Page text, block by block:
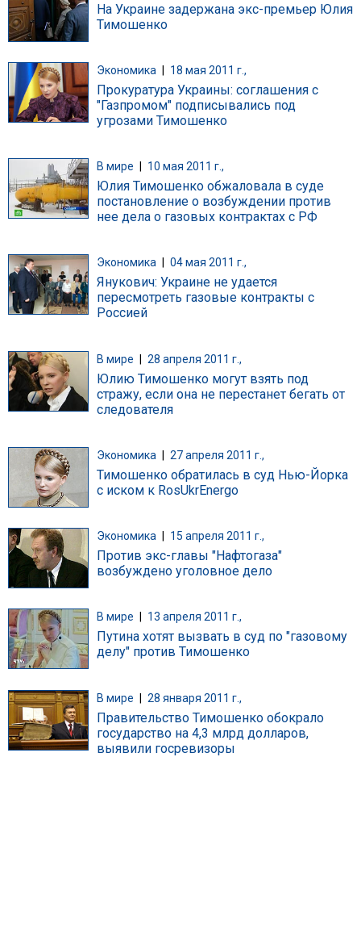
На Украине задержана экс-премьер Юлия
Тимошенко
Экономика 18 мая 2011 г.,
Прокуратура Украины: соглашения с
"Газпромом" подписывались под
угрозами Тимошенко
В мире 10 мая 2011 г.,
Юлия Тимошенко обжаловала в суде
постановление о возбуждении против
нее дела о газовых контрактах с РФ
Экономика 04 мая 2011 г.,
Янукович: Украине не удается
пересмотреть газовые контракты с
Россией
В мире | 28 апреля 2011 г.,
Юлию Тимошенко могут взять под
стражу, если она не перестанет бегать от
следователя
Экономика 27 апреля 2011 г.,
Тимошенко обратилась в суд Нью-Йорка
с иском к RosUkrEnergo
Экономика 15 апреля 2011 г.,
Против экс-главы "Нафтогаза"
возбуждено уголовное дело
В мире 13 апреля 2011 г.,
Путина хотят вызвать в суд по "газовому
делу" против Тимошенко
В мире 28 января 2011 г.,
Правительство Тимошенко обокрало
государство на 4,3 млрд долларов,
выявили госревизоры